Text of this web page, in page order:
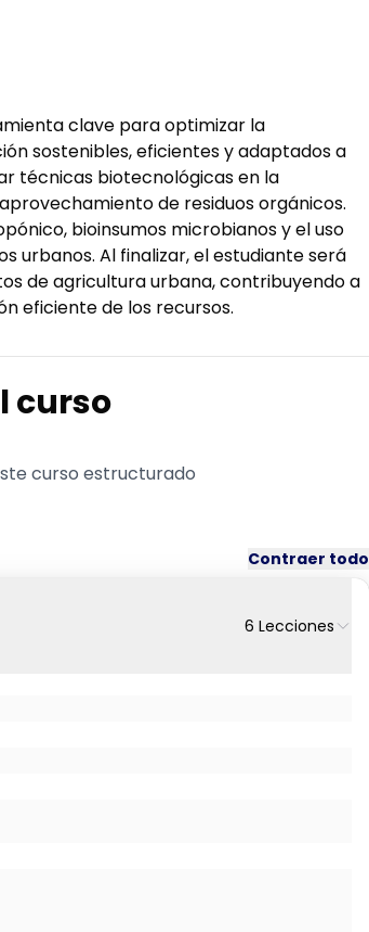
clave para optimizar la
sostenibles, eficientes y adaptados a
técnicas biotecnológicas en la
de residuos orgánicos.
bioinsumos microbianos y el uso
urbanos. Al finalizar, el estudiante será
de agricultura urbana, contribuyendo a
eficiente de los recursos.
curso
curso estructurado
Contraer todo
6 Lecciones